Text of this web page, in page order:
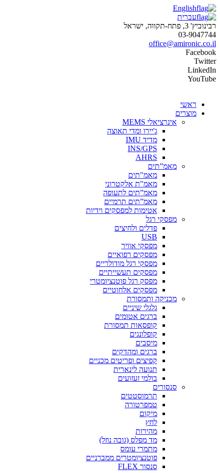
English
עברית
רבינוביץ' 3, פתח-תקווה, ישראל
03-9047744
office@amironic.co.il
Facebook
Twitter
LinkedIn
YouTube
ראשי
מוצרים
אינרציאלי MEMS
ג'יירו ומדי תאוצה
מדיד IMU
INS/GPS
AHRS
מאמ”תים
מאמ"תים
מאמ"ת אלקטרוני
מאמ”תים לתעופה
מאמ”תים תרמיים
אטימות למפסקים וידיות
מפסקי רגל
פדלים ולחיצים
USB
מפסקי אוויר
מפסקים רפואיים
מפסקי רגל מודולריים
מפסקים תעשייתיים
מפסק רגל פוטנציומטרי
מפסקים אלחוטיים
מכניקה ותמסורת
גלגלי שיניים
ברגים אטומים
קופסאות תמסורת
קופלונגים
מיסבים
ברגים ומהדקים
קפיצים ופריטים מכניים
תנועה לינארית
בולמי זעזועים
סנסורים
תרמוסטטים
טמפרטורה
מיקום
לחץ
מהירות
מד מפלס (גובה נוזל)
מתמרי עומס
פוטנציומטרים ממברניים
סנסור FLEX